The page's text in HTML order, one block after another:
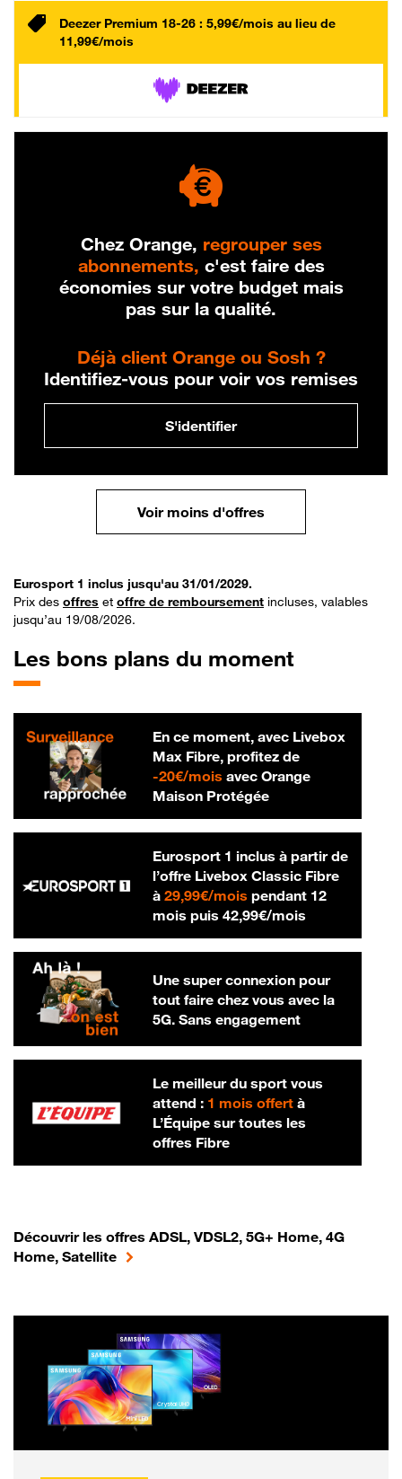
Deezer Premium 18-26 : 5,99€/mois au lieu de
11,99€/mois
Chez Orange, regrouper ses
abonnements, c'est faire des
économies sur votre budget mais
pas sur la qualité.
Déjà client Orange ou Sosh ?
Identifiez-vous pour voir vos remises
S'identifier
Voir moins d'offres
Eurosport 1 inclus jusqu'au 31/01/2029.
Prix des offres et offre de remboursement incluses, valables
jusqu’au 19/08/2026.
Les bons plans du moment
En ce moment, avec Livebox
Max Fibre, profitez de
-20€/mois20 € par mois
avec Orange
Maison Protégée
Eurosport 1 inclus à partir de
l’offre Livebox Classic Fibre
à 29,99€/mois29,99 € par mois
pendant 12
mois puis 42,99€/mois42,99 € par
Une super connexion pour
tout faire chez vous avec la
5G. Sans engagement
Le meilleur du sport vous
attend : 1 mois offertà
L’Équipe sur toutes les
offres Fibre
Découvrir les offres ADSL, VDSL2, 5G+ Home, 4G
Home, Satellite